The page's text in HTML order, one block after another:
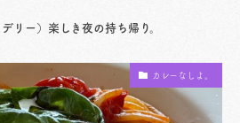
リー）楽しき夜の持ち帰り。
カレーなしよ。